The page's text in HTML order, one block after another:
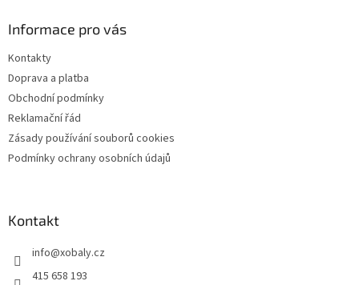
Informace pro vás
Kontakty
Doprava a platba
Obchodní podmínky
Reklamační řád
Zásady používání souborů cookies
Podmínky ochrany osobních údajů
Kontakt
info@xobaly.cz
415 658 193